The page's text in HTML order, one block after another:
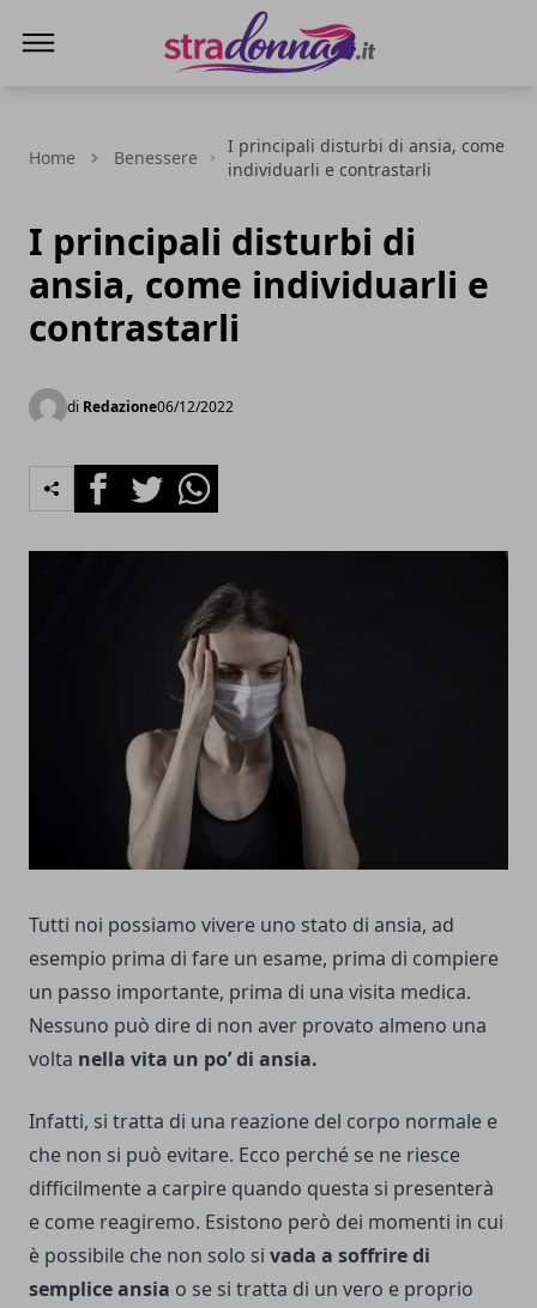
Home Benessere
I principali disturbi di ansia, come
individuarli e contrastarli
I principali disturbi di
ansia, come individuarli e
contrastarli
di Redazione06/12/2022
FacebookTwitterWhatsapp
Tutti noi possiamo vivere uno stato di ansia, ad
esempio prima di fare un esame, prima di compiere
un passo importante, prima di una visita medica.
Nessuno può dire di non aver provato almeno una
volta nella vita un po’ di ansia.
Infatti, si tratta di una reazione del corpo normale e
che non si può evitare. Ecco perché se ne riesce
difficilmente a carpire quando questa si presenterà
e come reagiremo. Esistono però dei momenti in cui
è possibile che non solo si vada a soffrire di
semplice ansia o se si tratta di un vero e proprio